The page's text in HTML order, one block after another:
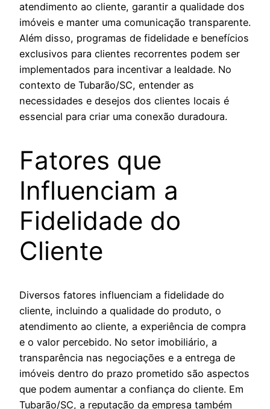
atendimento ao cliente, garantir a qualidade dos
imóveis e manter uma comunicação transparente.
Além disso, programas de fidelidade e benefícios
exclusivos para clientes recorrentes podem ser
implementados para incentivar a lealdade. No
contexto de Tubarão/SC, entender as
necessidades e desejos dos clientes locais é
essencial para criar uma conexão duradoura.
Fatores que
Influenciam a
Fidelidade do
Cliente
Diversos fatores influenciam a fidelidade do
cliente, incluindo a qualidade do produto, o
atendimento ao cliente, a experiência de compra
e o valor percebido. No setor imobiliário, a
transparência nas negociações e a entrega de
imóveis dentro do prazo prometido são aspectos
que podem aumentar a confiança do cliente. Em
Tubarão/SC, a reputação da empresa também